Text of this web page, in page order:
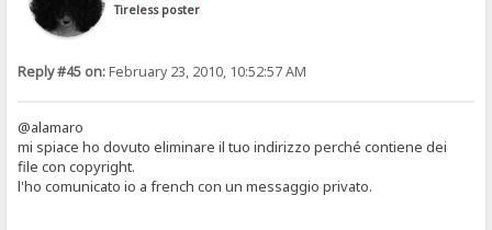
Tireless poster
Reply #45 on:February 23, 2010, 10:52:57 AM
@alamaro
mi spiace ho dovuto eliminare il tuo indirizzo perché contiene dei
file con copyright.
l'ho comunicato io a french con un messaggio privato.